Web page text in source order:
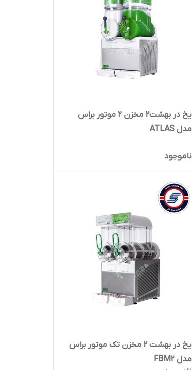
یخ در بهشت2 مخزن 2 موتور براس
مدل ATLAS
ناموجود
یخ در بهشت 2 مخزن تک موتور براس
مدل FBM2